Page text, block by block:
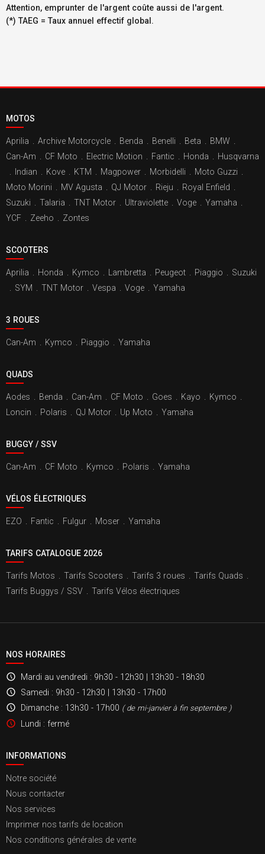
Attention, emprunter de l'argent coûte aussi de l'argent.
(*) TAEG = Taux annuel effectif global.
MOTOS
Aprilia Archive Motorcycle Benda Benelli Beta BMW
Can-Am
CF Moto Electric Motion Fantic Honda
Husqvarna
Indian Kove KTM Magpower Morbidelli Moto Guzzi
Moto Morini
MV Agusta QJ Motor Rieju Royal Enfield
Suzuki
Talaria TNT Motor Ultraviolette Voge Yamaha
YCF
Zeeho Zontes
SCOOTERS
Aprilia Honda Kymco Lambretta Peugeot Piaggio
Suzuki
SYM TNT Motor Vespa Voge Yamaha
3 ROUES
Can-Am Kymco Piaggio Yamaha
QUADS
Aodes Benda Can-Am CF Moto Goes Kayo Kymco
Loncin
Polaris QJ Motor Up Moto Yamaha
BUGGY / SSV
Can-Am CF Moto Kymco Polaris Yamaha
VÉLOS ÉLECTRIQUES
EZO Fantic Fulgur Moser Yamaha
TARIFS CATALOGUE 2026
Tarifs Motos Tarifs Scooters Tarifs 3 roues Tarifs Quads
Tarifs Buggys / SSV
Tarifs Vélos électriques
NOS HORAIRES
Mardi au vendredi : 9h30 - 12h30 | 13h30 - 18h30
Samedi : 9h30 - 12h30 | 13h30 - 17h00
Dimanche : 13h30 - 17h00 ( de mi-janvier à fin septembre )
Lundi : fermé
INFORMATIONS
Notre société
Nous contacter
Nos services
Imprimer nos tarifs de location
Nos conditions générales de vente